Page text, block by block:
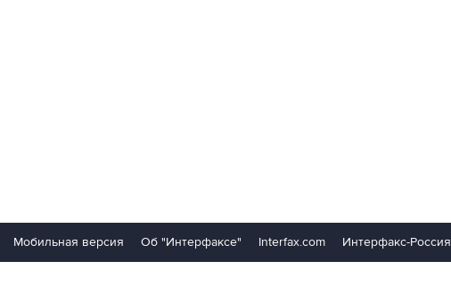
Мобильная версия Об "Интерфаксе" Interfax.com Интерфакс-Россия